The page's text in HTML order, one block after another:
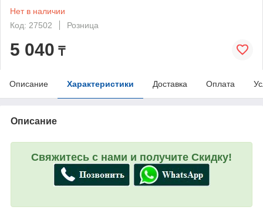
Нет в наличии
Код: 27502
Розница
5 040 ₸
Описание Характеристики Доставка Оплата
Описание
Свяжитесь с нами и получите Скидку!